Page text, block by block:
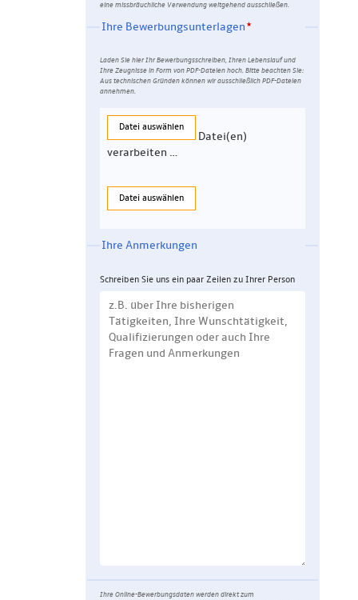
eine missbräuchliche Verwendung weitgehend ausschließen.
Ihre Bewerbungsunterlagen
Laden Sie hier Ihr Bewerbungsschreiben, Ihren Lebenslauf und
Ihre Zeugnisse in Form von PDF-Dateien hoch. Bitte beachten Sie:
Aus technischen Gründen können wir ausschließlich PDF-Dateien
annehmen.
Datei auswählen
Datei(en)
verarbeiten …
Datei auswählen
Ihre Anmerkungen
Schreiben Sie uns ein paar Zeilen zu Ihrer Person
Ihre Online-Bewerbungsdaten werden direkt zum